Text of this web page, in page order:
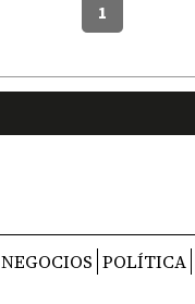
1
NEGOCIOS POLÍTICA